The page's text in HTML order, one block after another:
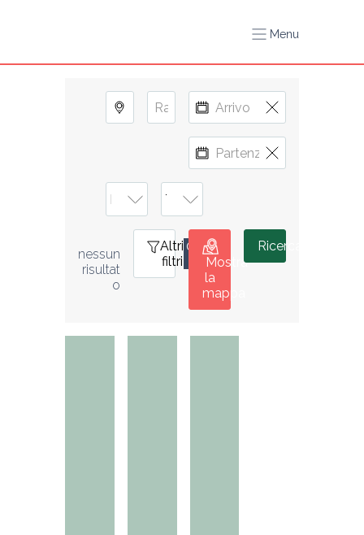
Menu
nessun
risultat
o
Altri
filtri
0
Mostra
la
mappa
Ricerca